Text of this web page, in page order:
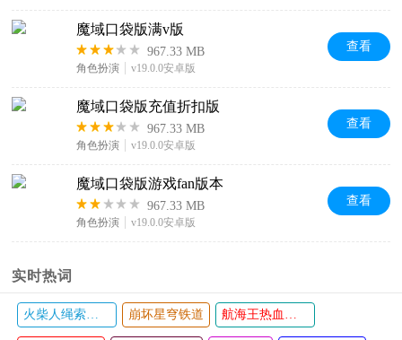
魔域口袋版满v版
967.33 MB
角色扮演 v19.0.0安卓版
查看
魔域口袋版充值折扣版
967.33 MB
角色扮演 v19.0.0安卓版
查看
魔域口袋版游戏fan版本
967.33 MB
角色扮演 v19.0.0安卓版
查看
实时热词
火柴人绳索英雄 崩坏星穹铁道 航海王热血航线